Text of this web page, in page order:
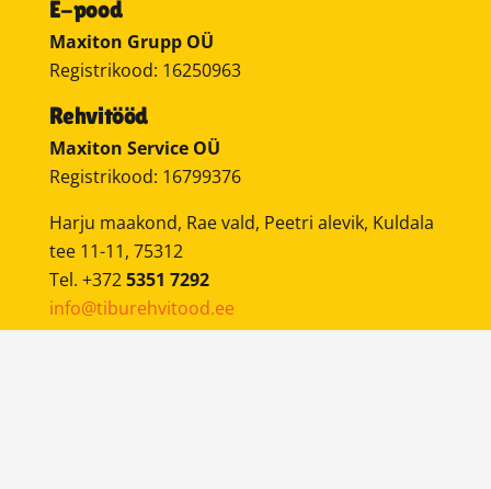
E-pood
Maxiton Grupp OÜ
Registrikood: 16250963
Rehvitööd
Maxiton Service OÜ
Registrikood: 16799376
Harju maakond, Rae vald, Peetri alevik, Kuldala
tee 11-11, 75312
Tel. +3725351 7292
info@tiburehvitood.ee